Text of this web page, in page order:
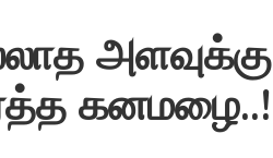
அளவுக்கு
கனமழை..!